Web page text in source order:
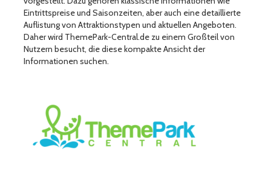
Eintrittspreise und Saisonzeiten, aber auch eine detaillierte
Auflistung von Attraktionstypen und aktuellen Angeboten.
Daher wird ThemePark-Central.de zu einem Großteil von
Nutzern besucht, die diese kompakte Ansicht der
Informationen suchen.